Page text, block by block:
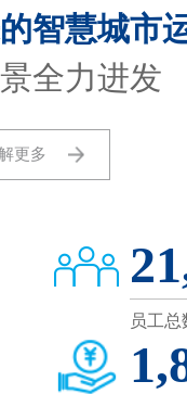
智慧城市
全力进发
更多
员工总